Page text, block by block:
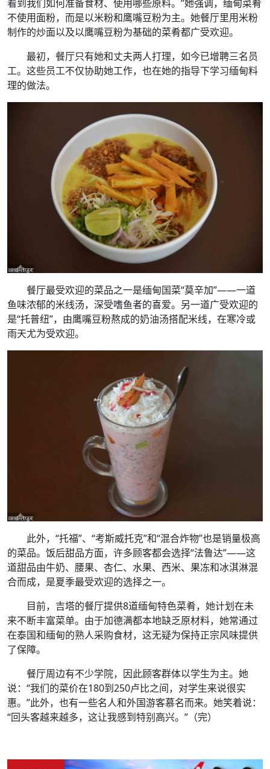
看到我们如何准备食材、使用哪些原料。”她强调，缅甸菜肴
不使用面粉，而是以米粉和鹰嘴豆粉为主。她餐厅里用米粉
制作的炒面以及以鹰嘴豆粉为基础的菜肴都广受欢迎。
最初，餐厅只有她和丈夫两人打理，如今已增聘三名员
工。这些员工不仅协助她工作，也在她的指导下学习缅甸料
理的做法。
餐厅最受欢迎的菜品之一是缅甸国菜“莫辛加”——一道
鱼味浓郁的米线汤，深受嗜鱼者的喜爱。另一道广受欢迎的
是“托普纽”，由鹰嘴豆粉熬成的奶油汤搭配米线，在寒冷或
雨天尤为受欢迎。
此外，“托福”、“考斯威托克”和“混合炸物”也是销量极高
的菜品。饭后甜品方面，许多顾客都会选择“法鲁达”——这
道甜品由牛奶、腰果、杏仁、水果、西米、果冻和冰淇淋混
合而成，是夏季最受欢迎的选择之一。
目前，吉塔的餐厅提供8道缅甸特色菜肴，她计划在未
来不断丰富菜单。由于加德满都本地缺乏原材料，她常通过
在泰国和缅甸的熟人采购食材，这无疑为保持正宗风味提供
了保障。
餐厅周边有不少学院，因此顾客群体以学生为主。她
说：“我们的菜价在180到250卢比之间，对学生来说很实
惠。”此外，也有一些名人和外国游客慕名而来。她笑着说：
“回头客越来越多，这让我感到特别高兴。”（完）